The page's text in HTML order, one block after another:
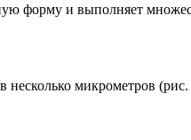
форму и выполняет
микрометров